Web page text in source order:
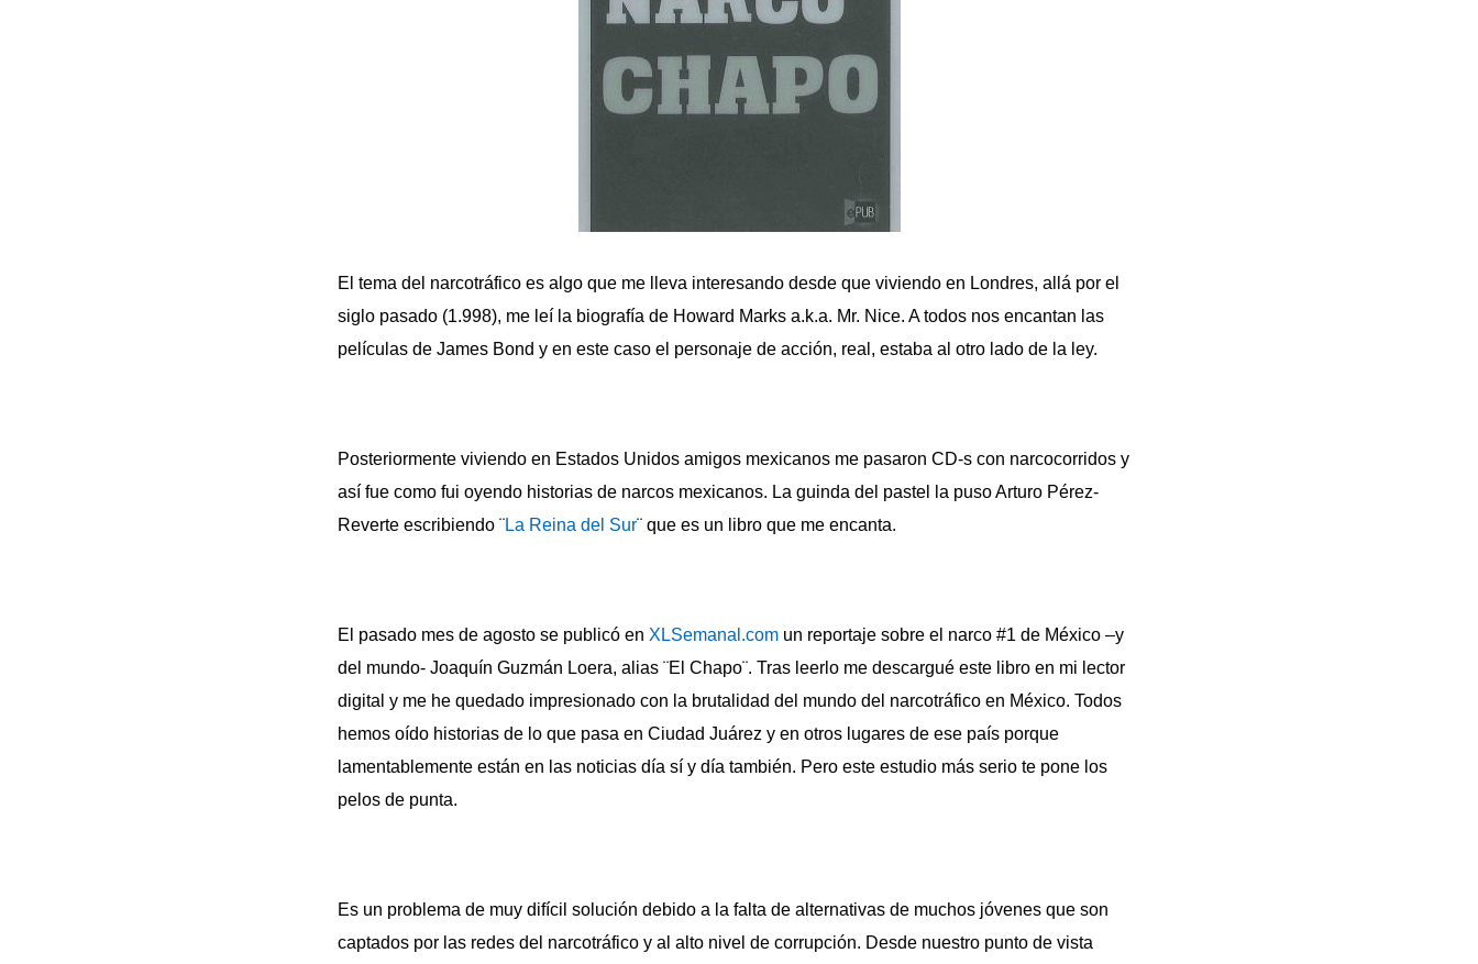
El tema del narcotráfico es algo que me lleva interesando desde que viviendo en Londres, allá por el
siglo pasado (1.998), me leí la biografía de Howard Marks a.k.a. Mr. Nice. A todos nos encantan las
películas de James Bond y en este caso el personaje de acción, real, estaba al otro lado de la ley.
Posteriormente viviendo en Estados Unidos amigos mexicanos me pasaron CD-s con narcocorridos y
así fue como fui oyendo historias de narcos mexicanos. La guinda del pastel la puso Arturo Pérez-
Reverte escribiendo ¨La Reina del Sur¨ que es un libro que me encanta.
El pasado mes de agosto se publicó en XLSemanal.com un reportaje sobre el narco #1 de México –y
del mundo- Joaquín Guzmán Loera, alias ¨El Chapo¨. Tras leerlo me descargué este libro en mi lector
digital y me he quedado impresionado con la brutalidad del mundo del narcotráfico en México. Todos
hemos oído historias de lo que pasa en Ciudad Juárez y en otros lugares de ese país porque
lamentablemente están en las noticias día sí y día también. Pero este estudio más serio te pone los
pelos de punta.
Es un problema de muy difícil solución debido a la falta de alternativas de muchos jóvenes que son
captados por las redes del narcotráfico y al alto nivel de corrupción. Desde nuestro punto de vista